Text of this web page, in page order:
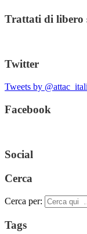
Trattati di libero
Twitter
Tweets by
Facebook
Social
Cerca
Cerca per:
Tags